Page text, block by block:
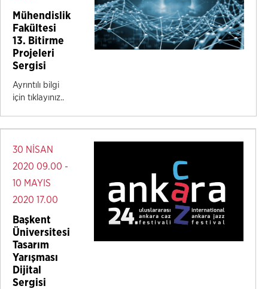
Mühendislik
Fakültesi
13. Bitirme
Projeleri
Sergisi
Ayrıntılı bilgi
için tıklayınız..
30 NİSAN
2020 09.00 -
10 MAYIS
2020 17.00
Başkent
Üniversitesi
Tasarım
Yarışması
Dijital
Sergisi